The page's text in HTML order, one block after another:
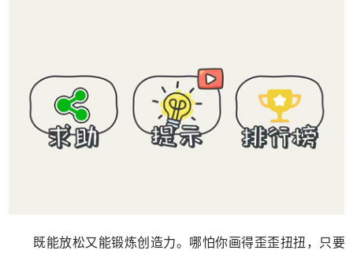
既能放松又能锻炼创造力。哪怕你画得歪歪扭扭，只要